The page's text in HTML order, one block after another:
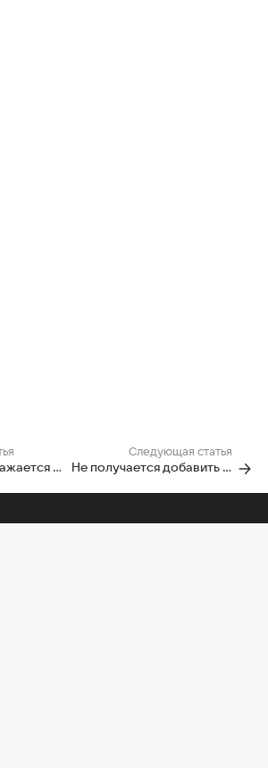
Страница отображается некорректно
Следующая статья
Не получается добавить отзыв о моем автомобиле
проектам